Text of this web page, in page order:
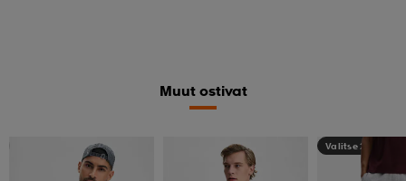
Muut ostivat
Valitse 2, maksa 44,99€ Valitse 2, maksa